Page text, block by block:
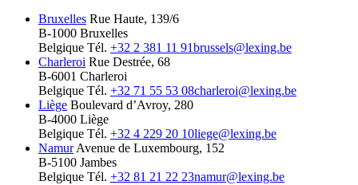
Bruxelles Rue Haute, 139/6
B-1000 Bruxelles
Belgique Tél. +32 2 381 11 91brussels@lexing.be
Charleroi Rue Destrée, 68
B-6001 Charleroi
Belgique Tél. +32 71 55 53 08charleroi@lexing.be
Liège Boulevard d’Avroy, 280
B-4000 Liège
Belgique Tél. +32 4 229 20 10liege@lexing.be
Namur Avenue de Luxembourg, 152
B-5100 Jambes
Belgique Tél. +32 81 21 22 23namur@lexing.be